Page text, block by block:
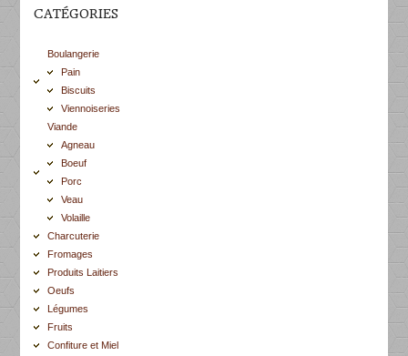
CATÉGORIES
Boulangerie
Pain
Biscuits
Viennoiseries
Viande
Agneau
Boeuf
Porc
Veau
Volaille
Charcuterie
Fromages
Produits Laitiers
Oeufs
Légumes
Fruits
Confiture et Miel